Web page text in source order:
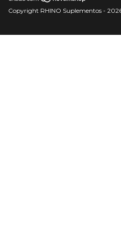
Copyright RHINO Suplementos -